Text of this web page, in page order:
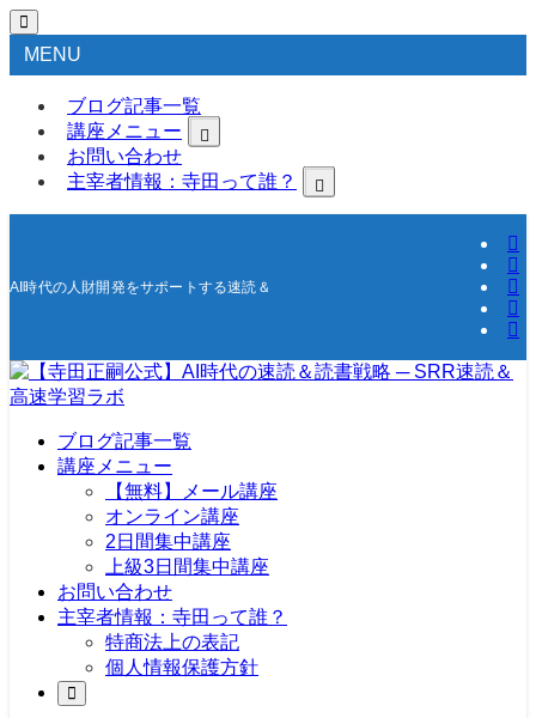
MENU
ブログ記事一覧
講座メニュー
お問い合わせ
主宰者情報：寺田って誰？
AI時代の人財開発をサポートする速読＆高速学習の研究所
ブログ記事一覧
講座メニュー
【無料】メール講座
オンライン講座
2日間集中講座
上級3日間集中講座
お問い合わせ
主宰者情報：寺田って誰？
特商法上の表記
個人情報保護方針